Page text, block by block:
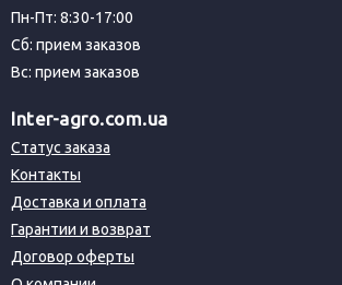
Пн-Пт: 8:30-17:00
Сб: прием заказов
Вс: прием заказов
Inter-agro.com.ua
Статус заказа
Контакты
Доставка и оплата
Гарантии и возврат
Договор оферты